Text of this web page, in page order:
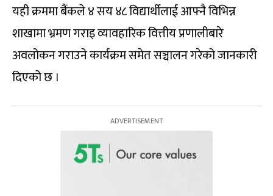
यही क्रममा बैंकले ४ सय ४८ विद्यार्थीलाई आफ्नै विभिन्न
शाखामा भ्रमण गराइ व्यावहारिक वित्तीय प्रणालीबारे
अवलोकन गराउने कार्यक्रम समेत सञ्चालन गरेको जानकारी
दिएको छ ।